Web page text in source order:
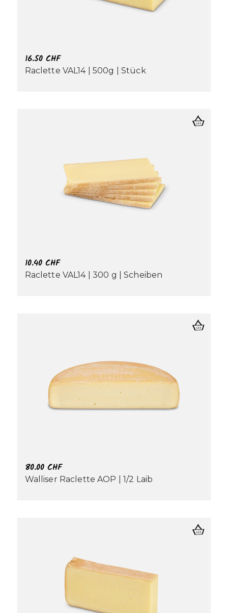
16.50 CHF
Raclette VAL14 | 500g | Stück
10.40 CHF
Raclette VAL14 | 300 g | Scheiben
80.00 CHF
Walliser Raclette AOP | 1/2 Laib